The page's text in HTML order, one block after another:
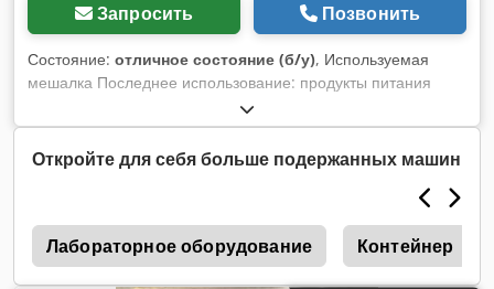
Запросить Позвонить
Состояние: отличное состояние (б/у), Используемая
мешалка Последнее использование: продукты питания
Артикул: 10740 Материал (смачиваемые части): 1.4301
нержавеющая сталь Перемешивающее устройство: Чаша
Производитель: Sew-Eurodrive Двигатель: Мощность: 0,75
кВт Скорость: 2700/247 об/мин Напряжение: 230/400 В
мешалки: 400 мм
Откройте для себя больше подержанных машин
Лабораторное оборудование Контейнер